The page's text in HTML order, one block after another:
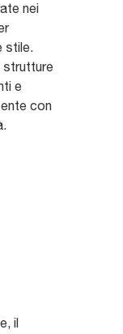
nei
stile.
strutture
e
con
il